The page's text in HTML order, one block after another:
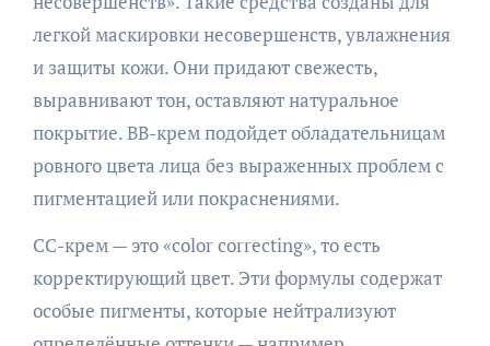
легкой маскировки несовершенств, увлажнения
и защиты кожи. Они придают свежесть,
выравнивают тон, оставляют натуральное
покрытие. BB-крем подойдет обладательницам
ровного цвета лица без выраженных проблем с
пигментацией или покраснениями.
CC-крем — это «color correcting», то есть
корректирующий цвет. Эти формулы содержат
особые пигменты, которые нейтрализуют